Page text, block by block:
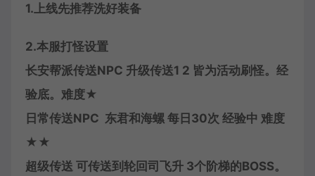
1.上线先推荐洗好装备
2.本服打怪设置
长安帮派传送NPC 升级传送1 2 皆为活动刷怪。经
验底。难度★
日常传送NPC 东君和海螺 每日30次 经验中 难度
★★
超级传送 可传送到轮回司飞升 3个阶梯的BOSS。